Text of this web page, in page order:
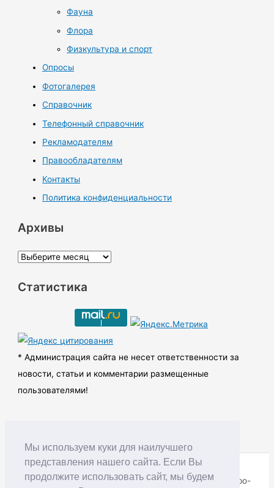
Мы используем куки для наилучшего
представления нашего сайта. Если Вы
продолжите использовать сайт, мы будем
Фауна
Флора
Физкультура и спорт
Опросы
Фотогалерея
Справочник
Телефонный справочник
Рекламодателям
Правообладателям
Контакты
Политика конфиденциальности
Архивы
А
х
ы
Статистика
* Администрация сайта не несет ответственности за
новости, статьи и комментарии размещенные
пользователями!
Copyright © RUDNIK.MOBI 28.06.2008 - 2026 | Северо-